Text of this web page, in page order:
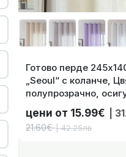
Готово перде
„Seoul“ с коланче,
полупрозрачно,
код- 2024110-002
цени от 15.99€ |
21.60€ | 42.25лв